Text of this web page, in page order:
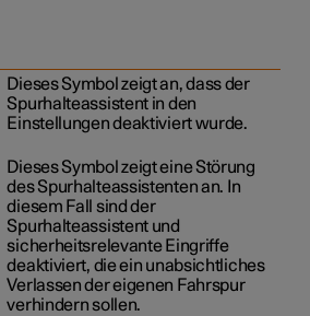
Dieses Symbol zeigt an, dass der
Spurhalteassistent in den
Einstellungen deaktiviert wurde.
Dieses Symbol zeigt eine Störung
des Spurhalteassistenten an. In
diesem Fall sind der
Spurhalteassistent und
sicherheitsrelevante Eingriffe
deaktiviert, die ein unabsichtliches
Verlassen der eigenen Fahrspur
verhindern sollen.